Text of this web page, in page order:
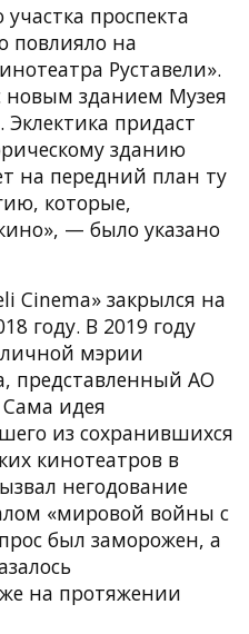
проспекта
повлияло на
Руставели».
новым зданием Музея
Эклектика придаст
зданию
на передний план ту
которые,
— было указано
Cinema» закрылся на
году. В 2019 году
мэрии
представленный АО
Сама идея
из сохранившихся
кинотеатров в
негодование
«мировой войны с
был заморожен, а
на протяжении